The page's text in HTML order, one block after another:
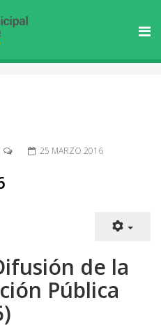
25 MARZO 2016
de la
Pública